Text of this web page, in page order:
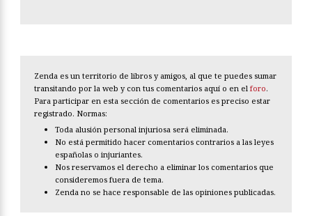
Zenda es un territorio de libros y amigos, al que te puedes sumar
transitando por la web y con tus comentarios aquí o en el foro.
Para participar en esta sección de comentarios es preciso estar
registrado. Normas:
Toda alusión personal injuriosa será eliminada.
No está permitido hacer comentarios contrarios a las leyes
españolas o injuriantes.
Nos reservamos el derecho a eliminar los comentarios que
consideremos fuera de tema.
Zenda no se hace responsable de las opiniones publicadas.